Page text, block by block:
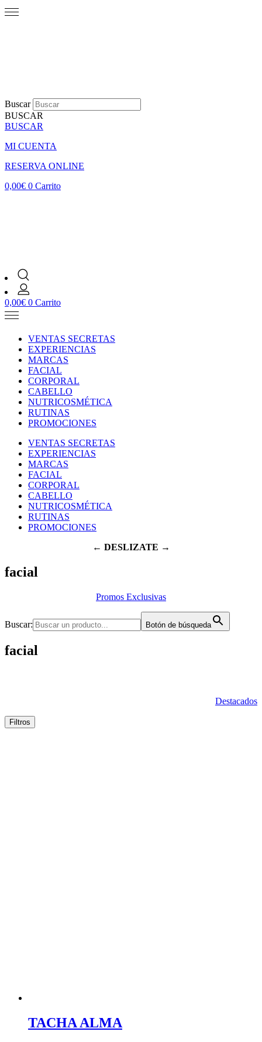
Buscar
BUSCAR
BUSCAR
MI CUENTA
RESERVA ONLINE
0,00€ 0 Carrito
0,00€ 0 Carrito
VENTAS SECRETAS
EXPERIENCIAS
MARCAS
FACIAL
CORPORAL
CABELLO
NUTRICOSMÉTICA
RUTINAS
PROMOCIONES
VENTAS SECRETAS
EXPERIENCIAS
MARCAS
FACIAL
CORPORAL
CABELLO
NUTRICOSMÉTICA
RUTINAS
PROMOCIONES
← DESLIZATE →
facial
Promos Exclusivas
Buscar: Botón de búsqueda
facial
Destacados
Filtros
TACHA ALMA